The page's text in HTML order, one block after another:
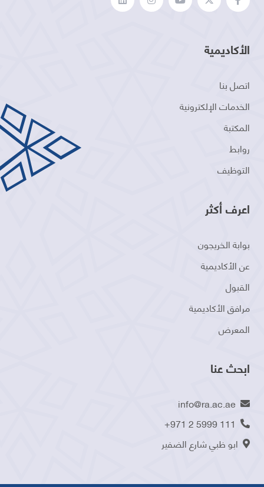
الأكاديمية
اتصل بنا
الخدمات الإلكترونية
المكتبة
روابط
التوظيف
اعرف أكثر
بوابة الخريجون
عن الأكاديمية
القبول
مرافق الأكاديمية
المعرض
ابحث عنا
info@ra.ac.ae
+971 2 5999 111
ابو ظبي شارع الضفير